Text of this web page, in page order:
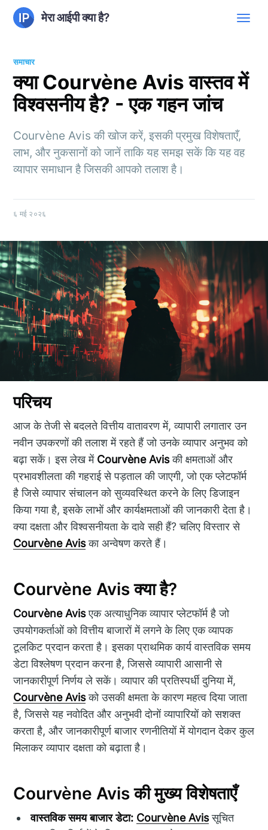
मेरा आईपी क्या है?
समाचार
क्या Courvène Avis वास्तव में
विश्वसनीय है? - एक गहन जांच
Courvène Avis की खोज करें, इसकी प्रमुख विशेषताएँ,
लाभ, और नुकसानों को जानें ताकि यह समझ सकें कि यह वह
व्यापार समाधान है जिसकी आपको तलाश है।
६ मई २०२६
परिचय
आज के तेजी से बदलते वित्तीय वातावरण में, व्यापारी लगातार उन
नवीन उपकरणों की तलाश में रहते हैं जो उनके व्यापार अनुभव को
बढ़ा सकें। इस लेख में Courvène Avisकी क्षमताओं और
प्रभावशीलता की गहराई से पड़ताल की जाएगी, जो एक प्लेटफॉर्म
है जिसे व्यापार संचालन को सुव्यवस्थित करने के लिए डिजाइन
किया गया है, इसके लाभों और कार्यक्षमताओं की जानकारी देता है।
क्या दक्षता और विश्वसनीयता के दावे सही हैं? चलिए विस्तार से
Courvène Avisका अन्वेषण करते हैं।
Courvène Avis क्या है?
Courvène Avisएक अत्याधुनिक व्यापार प्लेटफॉर्म है जो
उपयोगकर्ताओं को वित्तीय बाजारों में लगने के लिए एक व्यापक
टूलकिट प्रदान करता है। इसका प्राथमिक कार्य वास्तविक समय
डेटा विश्लेषण प्रदान करना है, जिससे व्यापारी आसानी से
जानकारीपूर्ण निर्णय ले सकें। व्यापार की प्रतिस्पर्धी दुनिया में,
Courvène Avisको उसकी क्षमता के कारण महत्व दिया जाता
है, जिससे यह नवोदित और अनुभवी दोनों व्यापारियों को सशक्त
करता है, और जानकारीपूर्ण बाजार रणनीतियों में योगदान देकर कुल
मिलाकर व्यापार दक्षता को बढ़ाता है।
Courvène Avis की मुख्य विशेषताएँ
वास्तविक समय बाजार डेटा: Courvène Avisसूचित